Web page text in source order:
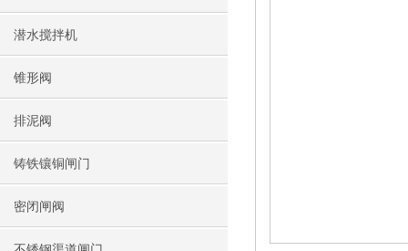
潜水搅拌机
锥形阀
排泥阀
铸铁镶铜闸门
密闭闸阀